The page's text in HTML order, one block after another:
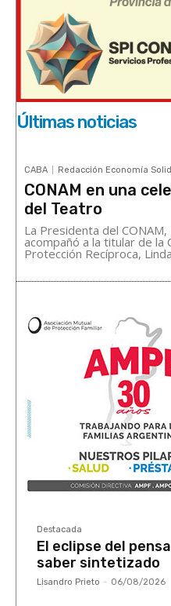
Últimas noticias
CABA Redacción Economía
CONAM en una
del Teatro
La Presidenta del
acompañó a la titular de la
Protección Recíproca,
Destacada
El eclipse del
saber sintetizado
Lisandro Prieto - 06/08/2026